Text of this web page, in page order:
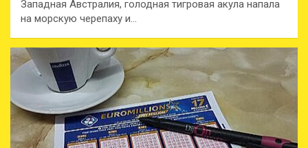
Западная Австралия, голодная тигровая акула напала
на морскую черепаху и…